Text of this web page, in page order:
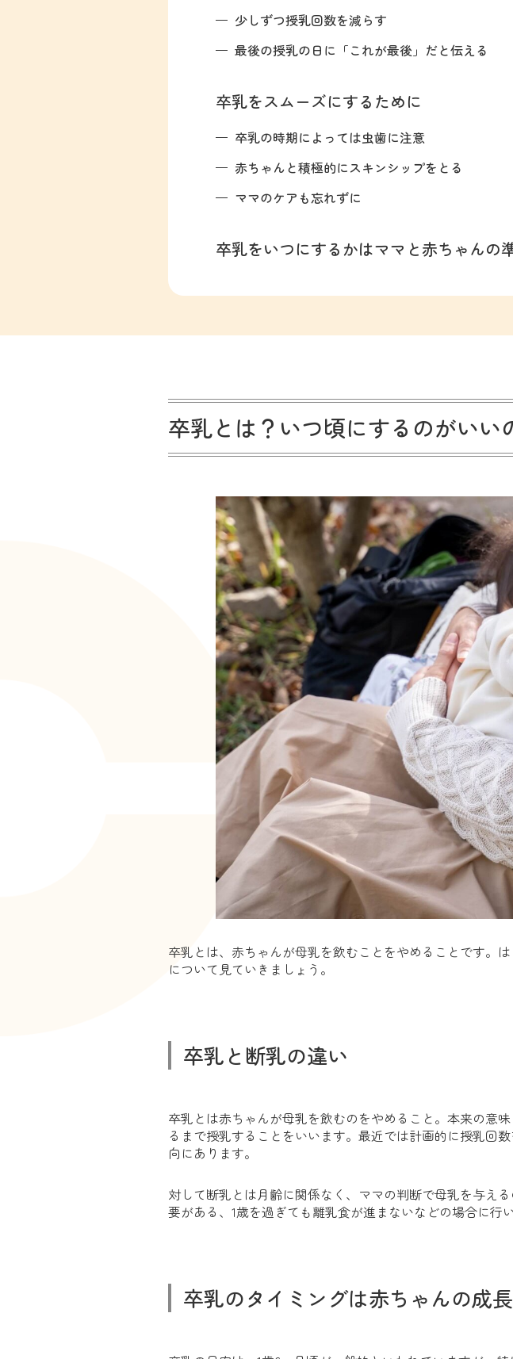
少しずつ授乳回数を減らす
最後の授乳の日に「これが最後」だと伝える
卒乳をスムーズにするために
卒乳の時期によっては虫歯に注意
赤ちゃんと積極的にスキンシップをとる
ママのケアも忘れずに
卒乳をいつにするかはママと赤ちゃんの
卒乳とは？いつ頃にするのがいい
卒乳とは、赤ちゃんが母乳を飲むことをやめることです。
について見ていきましょう。
卒乳と断乳の違い
卒乳とは赤ちゃんが母乳を飲むのをやめること。本来の意
るまで授乳することをいいます。最近では計画的に授乳回
向にあります。
対して断乳とは月齢に関係なく、ママの判断で母乳を与え
要がある、1歳を過ぎても離乳食が進まないなどの場合に行い
卒乳のタイミングは赤ちゃんの成